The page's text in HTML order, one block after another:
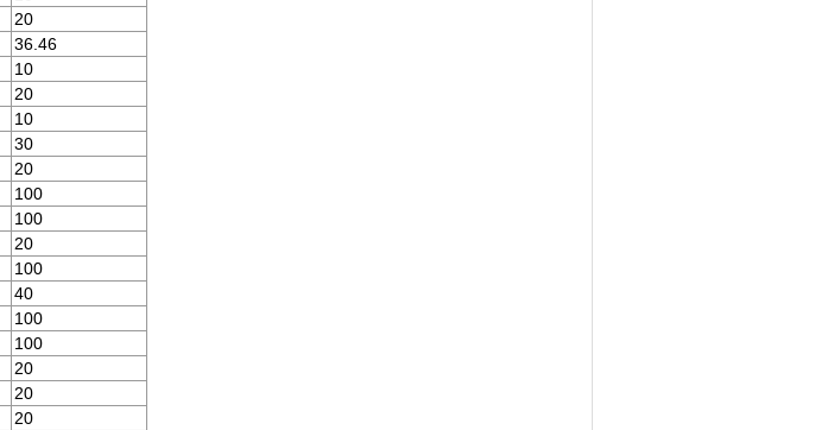
20
36.46
10
20
10
30
20
100
100
20
100
40
100
100
20
20
20